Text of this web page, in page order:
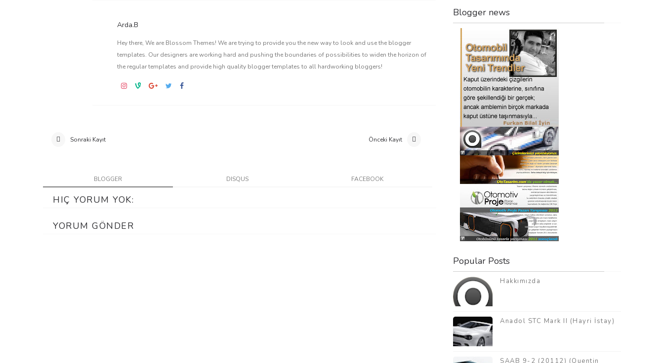
Arda.B
Hey there, We are Blossom Themes! We are trying to provide you the new way to look and use the blogger
templates. Our designers are working hard and pushing the boundaries of possibilities to widen the horizon of
the regular templates and provide high quality blogger templates to all hardworking bloggers!
Sonraki Kayıt Önceki Kayıt
BLOGGER DISQUS FACEBOOK
HIÇ YORUM YOK:
YORUM GÖNDER
Blogger news
Popular Posts
Hakkımızda
Anadol STC Mark II (Hayri İstay)
SAAB 9-2 (20112) (Quentin